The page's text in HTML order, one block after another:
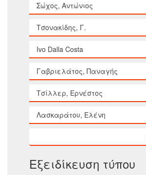
Σώχος, Αντώνιος
Τσονακίδης, Γ.
Ivo Dalla Costa
Γαβριελάτος, Παναγής
Τσίλλερ, Ερνέστος
Λασκαράτου, Ελένη
Εξειδίκευση τύπου